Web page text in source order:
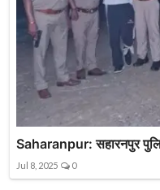
Saharanpur: सहारनपुर
Jul 8, 2025 0